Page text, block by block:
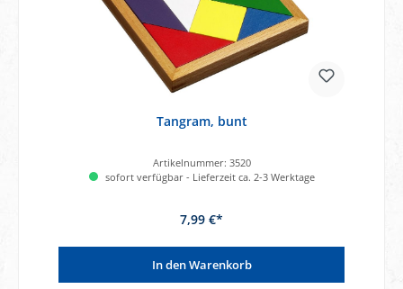
Tangram, bunt
Artikelnummer: 3520
sofort verfügbar - Lieferzeit ca. 2-3 Werktage
7,99 €*
In den Warenkorb